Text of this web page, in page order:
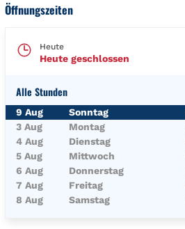
Öffnungszeiten
Heute
Heute geschlossen
Alle Stunden
Wochentag Öffnungszeiten
9 Aug Sonntag
3 Aug
Montag
4 Aug
Dienstag
5 Aug
Mittwoch
6 Aug
Donnerstag
7 Aug
Freitag
8 Aug
Samstag